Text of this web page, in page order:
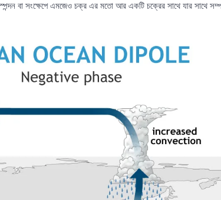
বা সংক্ষেপে এমজেও চক্র এর মতো আর একটি চক্রের সাথে যার সাথে